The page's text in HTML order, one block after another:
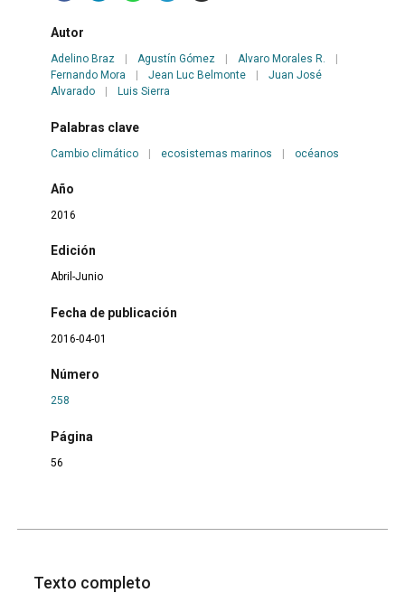
Autor
Adelino Braz Agustín Gómez Alvaro Morales R.
Fernando Mora
Jean Luc Belmonte
Juan José
Alvarado
Luis Sierra
Palabras clave
Cambio climático | ecosistemas marinos | océanos
Año
2016
Edición
Abril-Junio
Fecha de publicación
2016-04-01
Número
258
Página
56
Texto completo